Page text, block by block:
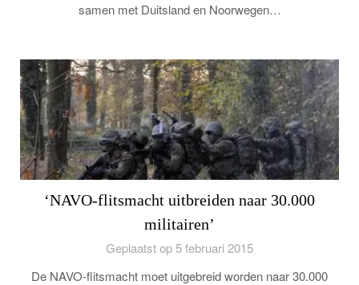
samen met Duitsland en Noorwegen…
‘NAVO-flitsmacht uitbreiden naar 30.000
militairen’
Geplaatst op 5 februari 2015
De NAVO-flitsmacht moet uitgebreid worden naar 30.000